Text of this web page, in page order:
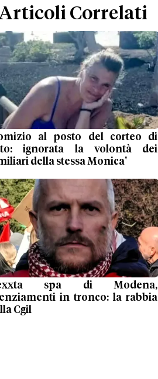
Correlati
al posto del corteo di
ignorata la volontà dei
della stessa Monica'
spa di Modena,
in tronco: la rabbia
Cgil